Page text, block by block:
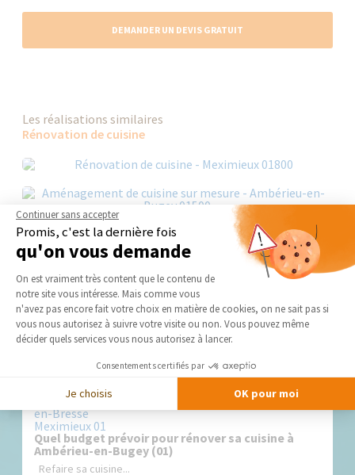
DEMANDER UN DEVIS GRATUIT
Les réalisations similaires
Rénovation de cuisine
Nos derniers conseils et actus
Quel budget prévoir pour rénover sa cuisine à
Ambérieu-en-Bugey (01)
Refaire sa cuisine...
Continuer sans accepter
Promis, c'est la dernière fois
qu'on vous demande
Plateforme de Gestion du
On est vraiment très content que le contenu de
notre site vous intéresse. Mais comme vous
n'avez pas encore fait votre choix en matière de cookies, on ne sait pas si
vous nous autorisez à suivre votre visite ou non. Vous pouvez même
décider quels services vous nous autorisez à lancer.
Consentements certifiés par
Je choisis OK pour moi
Axeptio consent